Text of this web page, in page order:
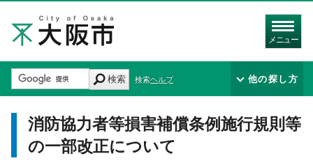
メニュー
検索 検索ヘルプ 他の探し方
消防協力者等損害補償条例施行規則等
の一部改正について